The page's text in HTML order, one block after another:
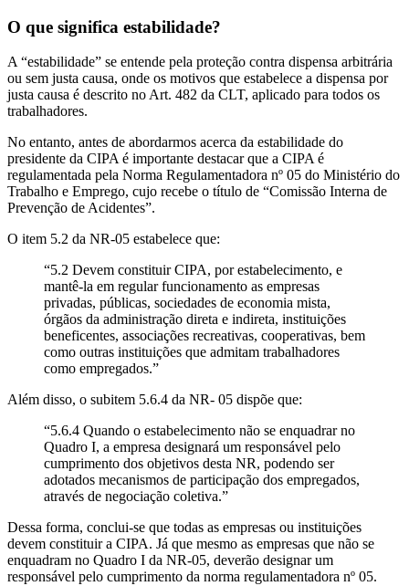
O que significa estabilidade?
A “estabilidade” se entende pela proteção contra dispensa arbitrária
ou sem justa causa, onde os motivos que estabelece a dispensa por
justa causa é descrito no Art. 482 da CLT, aplicado para todos os
trabalhadores.
No entanto, antes de abordarmos acerca da estabilidade do
presidente da CIPA é importante destacar que a CIPA é
regulamentada pela Norma Regulamentadora nº 05 do Ministério do
Trabalho e Emprego, cujo recebe o título de “Comissão Interna de
Prevenção de Acidentes”.
O item 5.2 da NR-05 estabelece que:
“5.2 Devem constituir CIPA, por estabelecimento, e
mantê-la em regular funcionamento as empresas
privadas, públicas, sociedades de economia mista,
órgãos da administração direta e indireta, instituições
beneficentes, associações recreativas, cooperativas, bem
como outras instituições que admitam trabalhadores
como empregados.”
Além disso, o subitem 5.6.4 da NR- 05 dispõe que:
“5.6.4 Quando o estabelecimento não se enquadrar no
Quadro I, a empresa designará um responsável pelo
cumprimento dos objetivos desta NR, podendo ser
adotados mecanismos de participação dos empregados,
através de negociação coletiva.”
Dessa forma, conclui-se que todas as empresas ou instituições
devem constituir a CIPA. Já que mesmo as empresas que não se
enquadram no Quadro I da NR-05, deverão designar um
responsável pelo cumprimento da norma regulamentadora nº 05.